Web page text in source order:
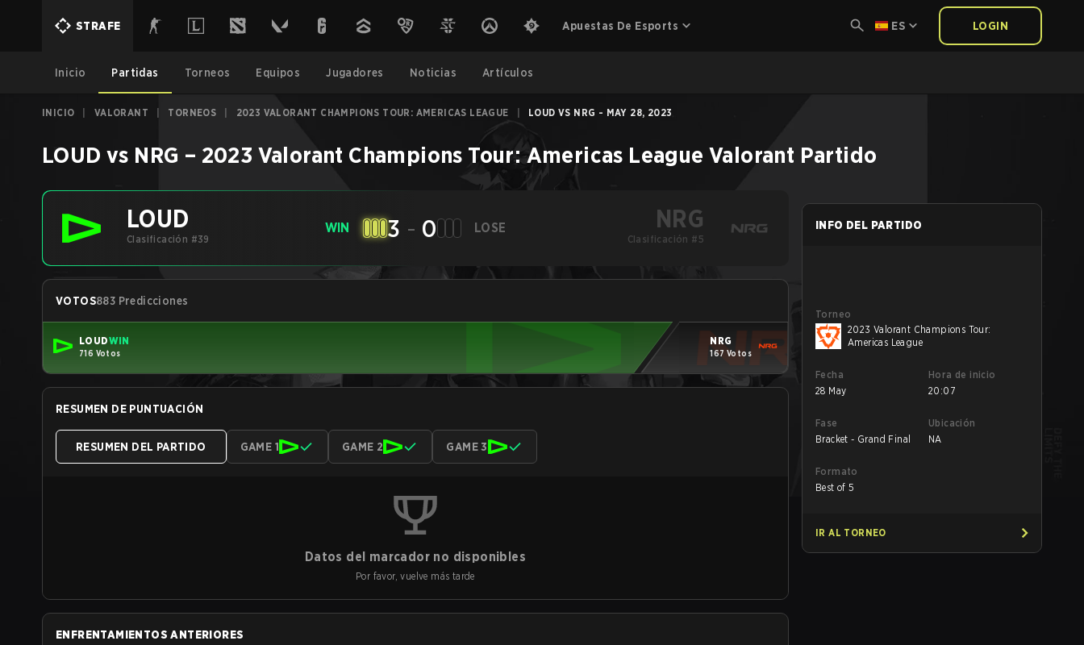
STRAFE Apuestas De Esports ES LOGIN
Inicio Partidas Torneos Equipos Jugadores Noticias Artículos
INICIO VALORANT TORNEOS 2023 VALORANT CHAMPIONS TOUR: AMERICAS LEAGUE LOUD VS NRG - MAY 28, 2023
LOUD vs NRG – 2023 Valorant Champions Tour: Americas League Valorant Partido
LOUD
Clasificación #39
WIN 3 - 0 LOSE NRG
Clasificación #5
VOTOS883 Predicciones
LOUDWIN
716 Votos
NRG
167 Votos
RESUMEN DE PUNTUACIÓN
RESUMEN DEL PARTIDO GAME 1 GAME 2 GAME 3
Datos del marcador no disponibles
Por favor, vuelve más tarde
ENFRENTAMIENTOS ANTERIORES
INFO DEL PARTIDO
Torneo
2023 Valorant Champions Tour:
Americas League
Fecha
28 May
Hora de inicio
20:07
Fase
Bracket - Grand Final
Ubicación
NA
Formato
Best of 5
IR AL TORNEO